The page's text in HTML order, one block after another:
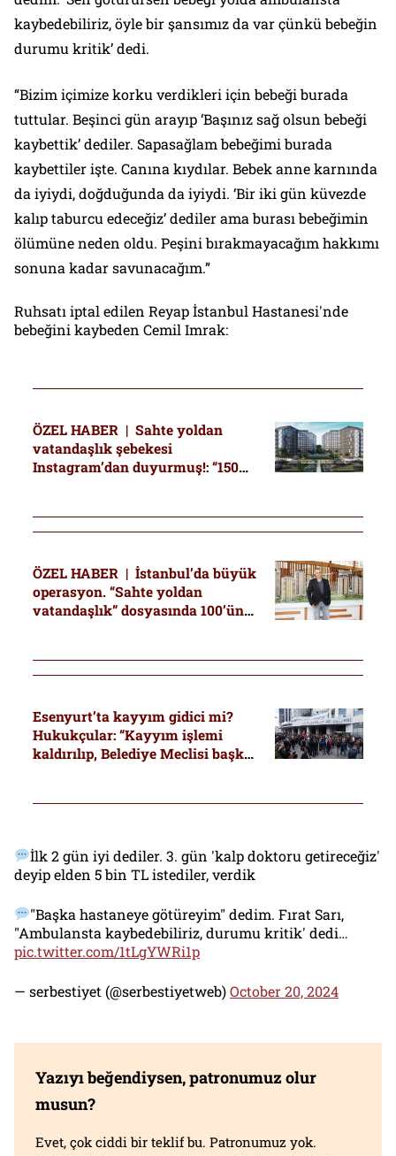
kaybedebiliriz, öyle bir şansımız da var çünkü bebeğin
durumu kritik’ dedi.
“Bizim içimize korku verdikleri için bebeği burada
tuttular. Beşinci gün arayıp ‘Başınız sağ olsun bebeği
kaybettik’ dediler. Sapasağlam bebeğimi burada
kaybettiler işte. Canına kıydılar. Bebek anne karnında
da iyiydi, doğduğunda da iyiydi. ‘Bir iki gün küvezde
kalıp taburcu edeceğiz’ dediler ama burası bebeğimin
ölümüne neden oldu. Peşini bırakmayacağım hakkımı
sonuna kadar savunacağım.”
Ruhsatı iptal edilen Reyap İstanbul Hastanesi'nde
bebeğini kaybeden Cemil Imrak:
ÖZEL HABER | Sahte yoldan
vatandaşlık şebekesi
Instagram’dan duyurmuş!: “150
ÖZEL HABER | İstanbul’da büyük
operasyon. “Sahte yoldan
vatandaşlık” dosyasında 100’ün
Esenyurt’ta kayyım gidici mi?
Hukukçular: “Kayyım işlemi
kaldırılıp, Belediye Meclisi başkan
İlk 2 gün iyi dediler. 3. gün 'kalp doktoru getireceğiz'
deyip elden 5 bin TL istediler, verdik
"Başka hastaneye götüreyim" dedim. Fırat Sarı,
"Ambulansta kaybedebiliriz, durumu kritik' dedi…
pic.twitter.com/1tLgYWRi1p
— serbestiyet (@serbestiyetweb)October 20, 2024
Yazıyı beğendiysen, patronumuz olur
musun?
Evet, çok ciddi bir teklif bu. Patronumuz yok.